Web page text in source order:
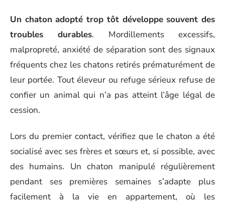
Un chaton adopté trop tôt développe souvent des
troubles durables. Mordillements excessifs,
malpropreté, anxiété de séparation sont des signaux
fréquents chez les chatons retirés prématurément de
leur portée. Tout éleveur ou refuge sérieux refuse de
confier un animal qui n’a pas atteint l’âge légal de
cession.
Lors du premier contact, vérifiez que le chaton a été
socialisé avec ses frères et sœurs et, si possible, avec
des humains. Un chaton manipulé régulièrement
pendant ses premières semaines s’adapte plus
facilement à la vie en appartement, où les